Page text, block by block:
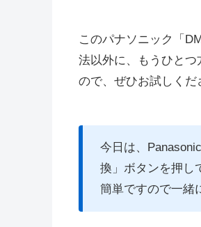
このパナソニック「
法以外に、もうひと
ので、ぜひお試しくだ
今日は、Panasonic
換」ボタンを押し
簡単ですので一緒